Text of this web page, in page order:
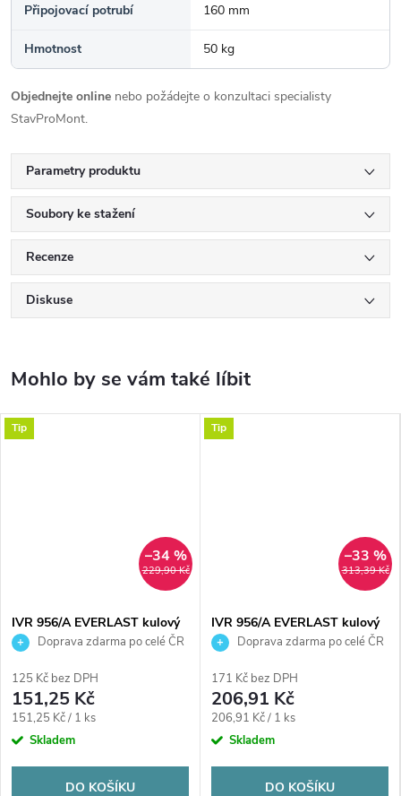
Připojovací potrubí 160 mm
Hmotnost 50 kg
Objednejte online nebo požádejte o konzultaci specialisty
StavProMont.
Parametry produktu
Soubory ke stažení
Recenze
Diskuse
Tip
229,90 Kč
–34 %
IVR 956/A EVERLAST kulový
kohout FM1/2", závitový,
poniklovaný
Doprava zdarma po celé ČR
125 Kč bez DPH
151,25 Kč
Měrná
cena:
151,25 Kč / 1 ks
Skladem
DO KOŠÍKU
Tip
313,39 Kč
–33 %
IVR 956/A EVERLAST kulový
kohout FM3/4", závitový,
poniklovaný
Doprava zdarma po celé ČR
171 Kč bez DPH
206,91 Kč
Měrná
cena:
206,91 Kč / 1 ks
Skladem
DO KOŠÍKU